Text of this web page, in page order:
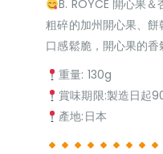
B. ROYCE 開心果
粗碎的加州開心果、餅
口感鬆脆，開心果的香
重量: 130g
賞味期限:製造日起
產地:日本